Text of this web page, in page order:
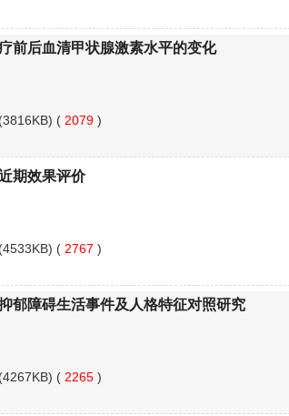
前后血清甲状腺激素水平的变化
(3816KB) ( 2079 )
期效果评价
(4533KB) ( 2767 )
郁障碍生活事件及人格特征对照研究
(4267KB) ( 2265 )